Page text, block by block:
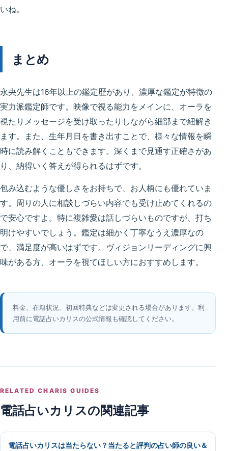
いね。
まとめ
永央先生は16年以上の鑑定歴があり、濃厚な鑑定が特徴の
実力派鑑定師です。映像で視る能力をメインに、オーラを
視たりメッセージを受け取ったりしながら細部まで紐解き
ます。また、生年月日を書き出すことで、様々な情報を瞬
時に読み解くこともできます。深くまで見通す正確さがあ
り、納得いく答えが得られるはずです。
包み込むような優しさをお持ちで、お人柄にも優れていま
す。周りの人に相談しづらい内容でも受け止めてくれるの
で安心ですよ。特に複雑愛は話しづらいものですが、打ち
明けやすいでしょう。鑑定は細かく丁寧なうえ濃厚なの
で、満足度が高いはずです。ヴィジョンリーディングに興
味がある方、オーラを視てほしい方におすすめします。
料金、在籍状況、初回特典などは変更される場合があります。利
用前に電話占いカリスの公式情報も確認してください。
RELATED CHARIS GUIDES
電話占いカリスの関連記事
電話占いカリスは当たらない？当たると評判の占い師の良い＆